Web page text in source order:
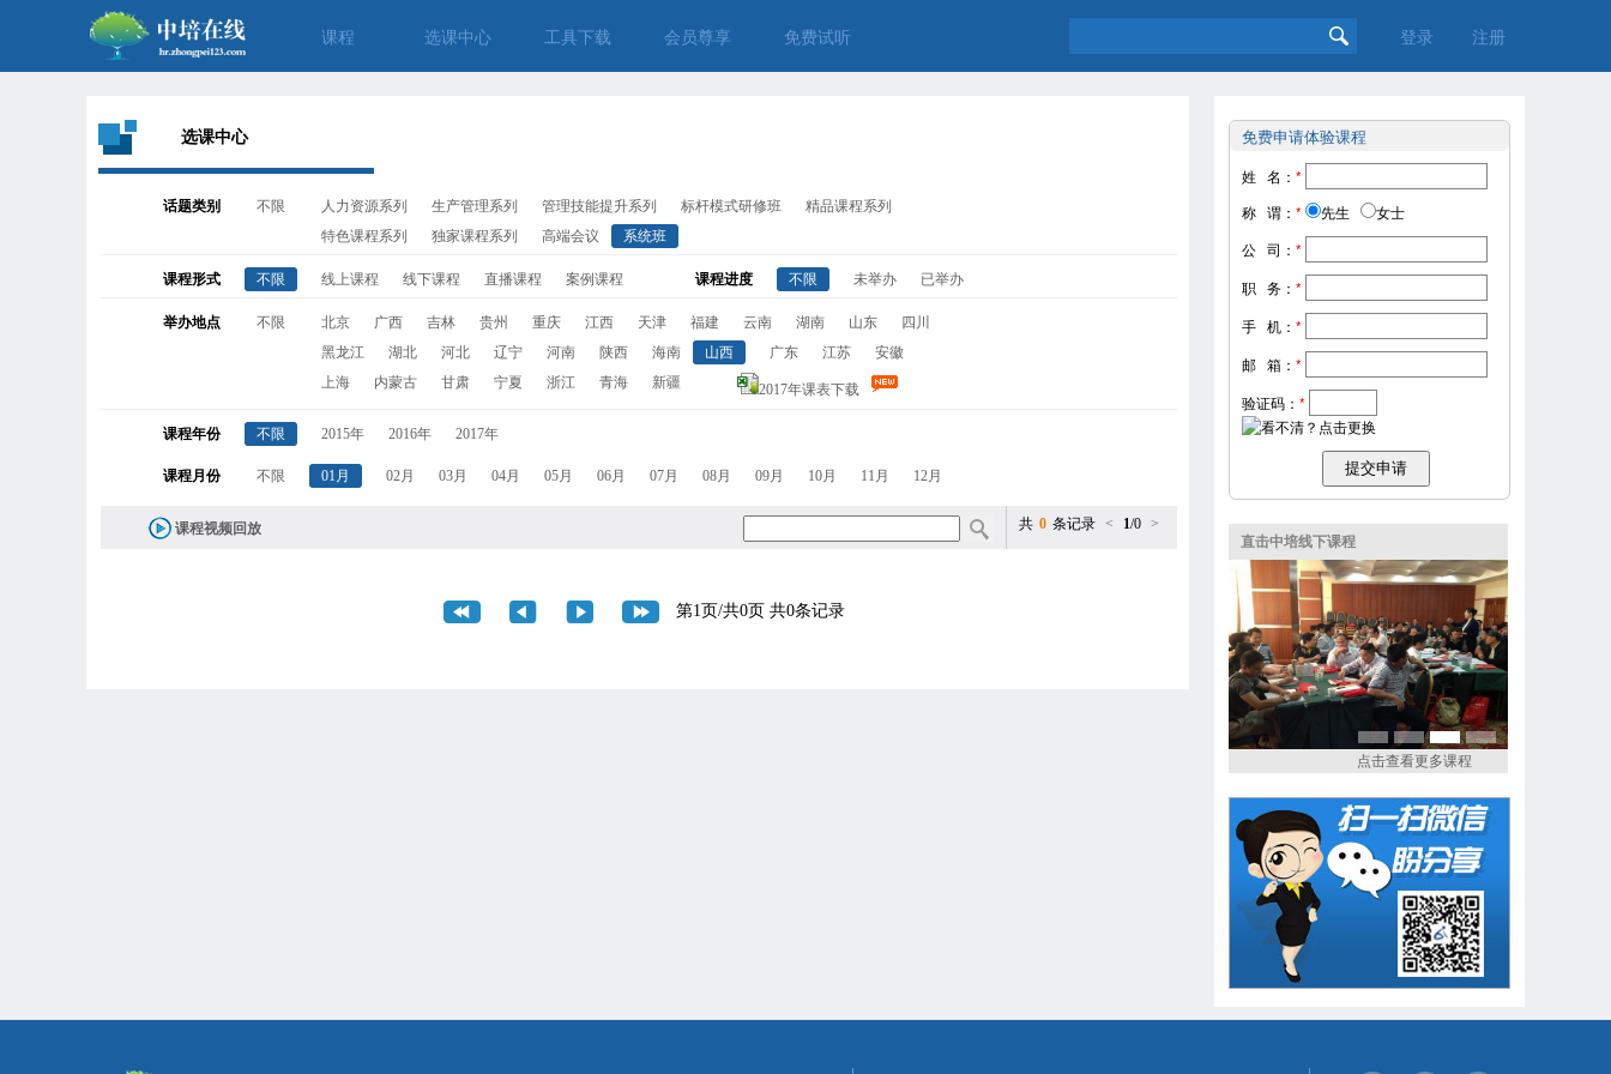
课程 选课中心 工具下载 会员尊享 免费试听 登录 注册
选课中心
话题类别 不限 人力资源系列 生产管理系列 管理技能提升系列 标杆模式研修班
精品课程系列
特色课程系列
独家课程系列 高端会议 系统班
课程形式 不限 线上课程 线下课程 直播课程 案例课程 课程进度 不限 未举办 已举办
举办地点 不限 北京 广西 吉林 贵州 重庆 江西 天津 福建 云南 湖南 山东
四川
黑龙江
湖北 河北 辽宁 河南 陕西 海南 山西 广东 江苏
安徽
上海
内蒙古 甘肃 宁夏 浙江 青海 新疆 2017年课表下载
课程年份 不限 2015年 2016年 2017年
课程月份 不限 01月 02月 03月 04月 05月 06月 07月 08月 09月 10月 11月 12月
课程视频回放 共 0 条记录 < 1/0 >
第1页/共0页 共0条记录
免费申请体验课程
姓 名： *
称 谓： * 先生
女士
公 司： *
职 务： *
手 机： *
邮 箱： *
验证码： *
直击中培线下课程
点击查看更多课程